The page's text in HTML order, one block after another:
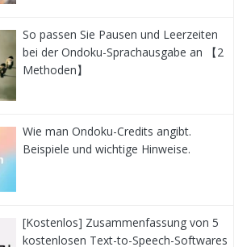
So passen Sie Pausen und Leerzeiten
bei der Ondoku-Sprachausgabe an 【2
Methoden】
Wie man Ondoku-Credits angibt.
Beispiele und wichtige Hinweise.
[Kostenlos] Zusammenfassung von 5
kostenlosen Text-to-Speech-Softwares